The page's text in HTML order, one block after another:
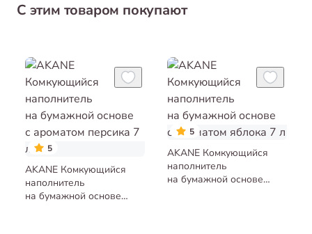
С этим товаром покупают
5
AKANE Комкующийся
наполнитель
на бумажной основе
5
AKANE Комкующийся
наполнитель
на бумажной основе